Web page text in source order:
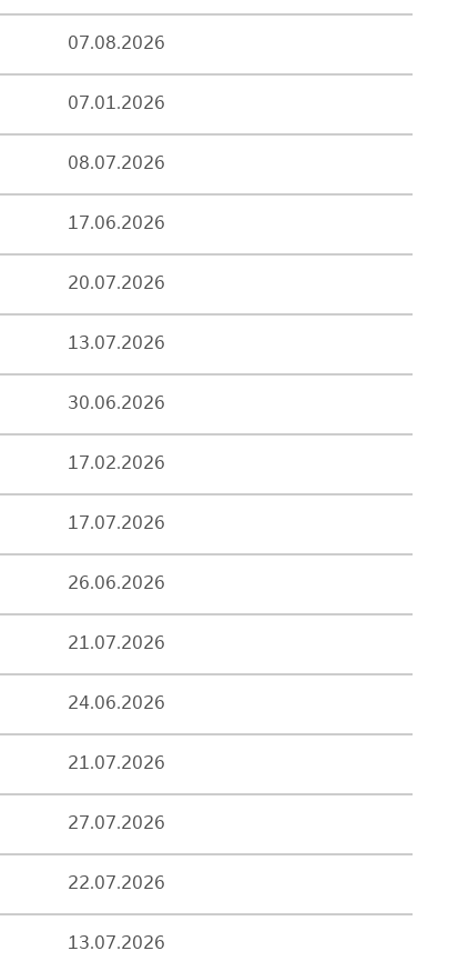
07.08.2026
07.01.2026
08.07.2026
17.06.2026
20.07.2026
13.07.2026
30.06.2026
17.02.2026
17.07.2026
26.06.2026
21.07.2026
24.06.2026
21.07.2026
27.07.2026
22.07.2026
13.07.2026